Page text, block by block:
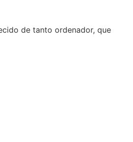
de tanto ordenador, que